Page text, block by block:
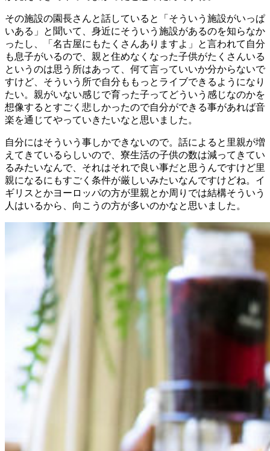
その施設の園長さんと話していると「そういう施設がいっぱ
いある」と聞いて、身近にそういう施設があるのを知らなか
ったし、「名古屋にもたくさんありますよ」と言われて自分
も息子がいるので、親と住めなくなった子供がたくさんいる
というのは思う所はあって、何て言っていいか分からないで
すけど、そういう所で自分ももっとライブできるようになり
たい。親がいない感じで育った子ってどういう感じなのかを
想像するとすごく悲しかったので自分ができる事があれば音
楽を通じてやっていきたいなと思いました。
自分にはそういう事しかできないので。話によると里親が増
えてきているらしいので、寮生活の子供の数は減ってきてい
るみたいなんで、それはそれで良い事だと思うんですけど里
親になるにもすごく条件が厳しいみたいなんですけどね。イ
ギリスとかヨーロッパの方が里親とか周りでは結構そういう
人はいるから、向こうの方が多いのかなと思いました。